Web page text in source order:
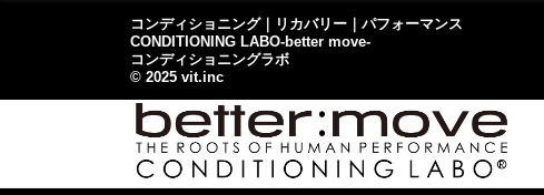
コンディショニング｜リカバリー｜パフォーマンス
CONDITIONING LABO-better move-
コンディショニングラボ
© 2025 vit.inc